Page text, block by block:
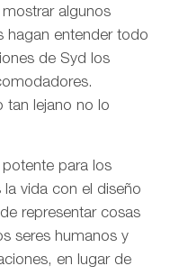
algunos
hagan entender todo
de Syd los
tan lejano no lo
para los
vida con el diseño
representar cosas
seres humanos y
en lugar de